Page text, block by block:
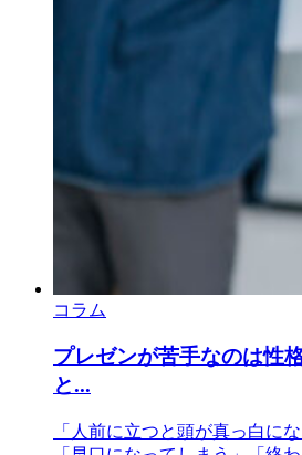
コラム
プレゼンが苦手なのは性
と...
「人前に立つと頭が真っ白に